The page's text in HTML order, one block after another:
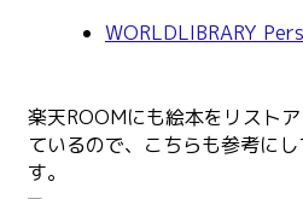
WORLDLIBRARY
楽天ROOMにも絵本をリスト
ているので、こちらも参考に
す。